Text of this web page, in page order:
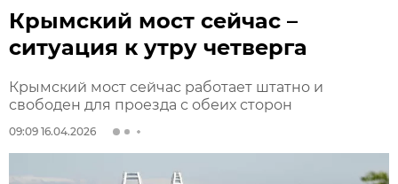
Крымский мост сейчас –
ситуация к утру четверга
Крымский мост сейчас работает штатно и
свободен для проезда с обеих сторон
09:09 16.04.2026